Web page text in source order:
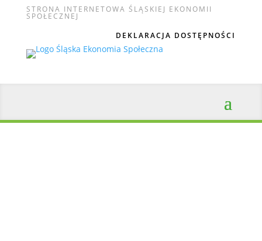
STRONA INTERNETOWA ŚLĄSKIEJ EKONOMII
SPOŁECZNEJ
DEKLARACJA DOSTĘPNOŚCI